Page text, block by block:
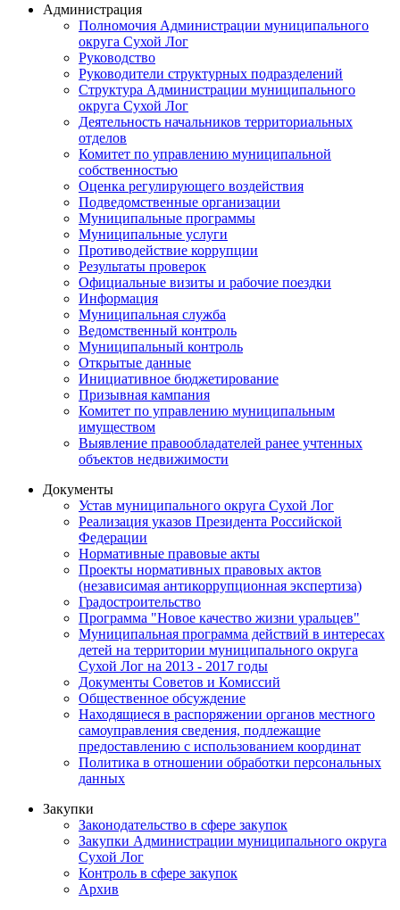
Администрация
Полномочия Администрации муниципального
округа Сухой Лог
Руководство
Руководители структурных подразделений
Структура Администрации муниципального
округа Сухой Лог
Деятельность начальников территориальных
отделов
Комитет по управлению муниципальной
собственностью
Оценка регулирующего воздействия
Подведомственные организации
Муниципальные программы
Муниципальные услуги
Противодействие коррупции
Результаты проверок
Официальные визиты и рабочие поездки
Информация
Муниципальная служба
Ведомственный контроль
Муниципальный контроль
Открытые данные
Инициативное бюджетирование
Призывная кампания
Комитет по управлению муниципальным
имуществом
Выявление правообладателей ранее учтенных
объектов недвижимости
Документы
Устав муниципального округа Сухой Лог
Реализация указов Президента Российской
Федерации
Нормативные правовые акты
Проекты нормативных правовых актов
(независимая антикоррупционная экспертиза)
Градостроительство
Программа "Новое качество жизни уральцев"
Муниципальная программа действий в интересах
детей на территории муниципального округа
Сухой Лог на 2013 - 2017 годы
Документы Советов и Комиссий
Общественное обсуждение
Находящиеся в распоряжении органов местного
самоуправления сведения, подлежащие
предоставлению с использованием координат
Политика в отношении обработки персональных
данных
Закупки
Законодательство в сфере закупок
Закупки Администрации муниципального округа
Сухой Лог
Контроль в сфере закупок
Архив